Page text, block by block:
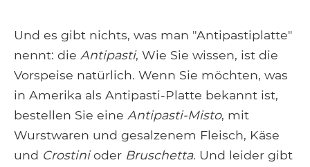
Und es gibt nichts, was man "Antipastiplatte"
nennt: die Antipasti, Wie Sie wissen, ist die
Vorspeise natürlich. Wenn Sie möchten, was
in Amerika als Antipasti-Platte bekannt ist,
bestellen Sie eine Antipasti-Misto, mit
Wurstwaren und gesalzenem Fleisch, Käse
und Crostinioder Bruschetta. Und leider gibt